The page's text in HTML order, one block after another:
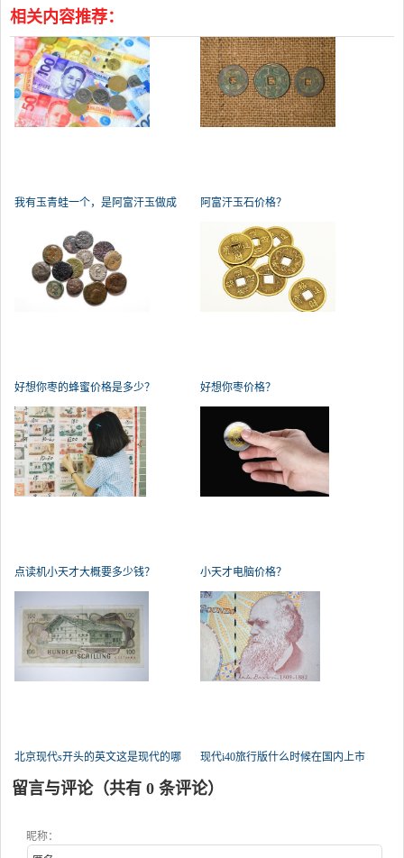
相关内容推荐：
我有玉青蛙一个，是阿富汗玉做成
阿富汗玉石价格？
好想你枣的蜂蜜价格是多少？ 好想你枣价格？
点读机小天才大概要多少钱？ 小天才电脑价格？
北京现代s开头的英文这是现代的哪 现代i40旅行版什么时候在国内上市
留言与评论（共有 0 条评论）
昵称：